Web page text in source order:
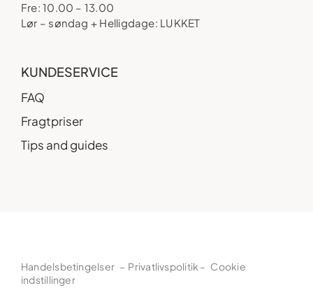
Fre: 10.00 – 13.00
Lør – søndag + Helligdage: LUKKET
KUNDESERVICE
FAQ
Fragtpriser
Tips and guides
Handelsbetingelser – Privatlivspolitik – Cookie
indstillinger